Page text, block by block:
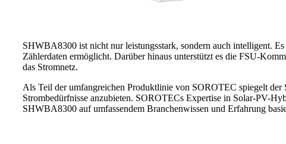
SHWBA8300 ist nicht nur leistungsstark, sondern auch intelligent.
Zählerdaten ermöglicht. Darüber hinaus unterstützt es die FSU-
das Stromnetz.
Als Teil der umfangreichen Produktlinie von SOROTEC spiegelt
Strombedürfnisse anzubieten. SOROTECs Expertise in Solar-PV-
SHWBA8300 auf umfassendem Branchenwissen und Erfahrung